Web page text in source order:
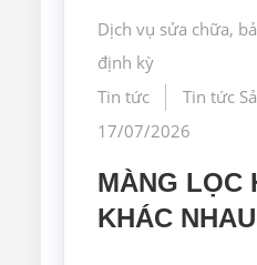
Dịch vụ sửa chữa,
định kỳ
Tin tức
Tin tức
17/07/2026
MÀNG LỌC
KHÁC